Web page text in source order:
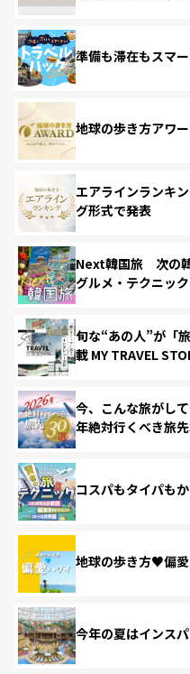
準備も滞在もスマ
地球の歩き方アワ
エアラインランキ
グ形式で発表
Next韓国旅 次の韓
グルメ・テクニック
旬な“あの人”が「
載 MY TRAVEL
今、こんな旅がし
年絶対行くべき旅
コスパもタイパも
地球の歩き方♥偏
今年の夏はインスパ